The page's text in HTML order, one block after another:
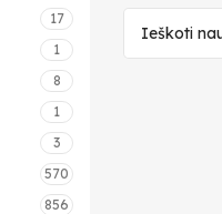
17
1
8
1
3
570
856